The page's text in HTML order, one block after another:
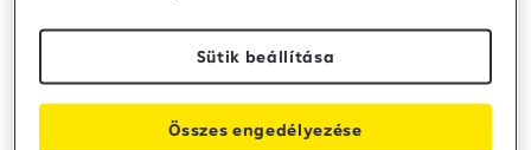
Megnyitom az appban
További részletek
Sütik beállítása
Összes engedélyezése